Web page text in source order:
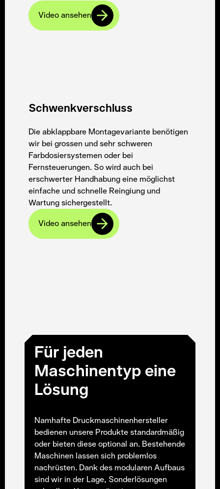
Video ansehen
Schwenkverschluss
Die abklappbare Montagevariante benötigen
wir bei grossen und sehr schweren
Farbdosiersystemen oder bei
Fernsteuerungen. So wird auch bei
erschwerter Handhabung eine möglichst
einfache und schnelle Reingiung und
Wartung sichergestellt.
Video ansehen
Für jeden
Maschinentyp eine
Lösung
Namhafte Druckmaschinenhersteller
bedienen unsere Produkte standardmäßig
oder bieten diese optional an. Bestehende
Maschinen lassen sich problemlos
nachrüsten. Dank des modularen Aufbaus
sind wir in der Lage, Sonderlösungen